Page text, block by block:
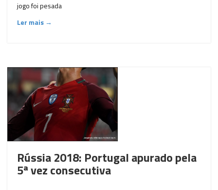
jogo foi pesada
Ler mais →
Rússia 2018: Portugal apurado pela
5ª vez consecutiva